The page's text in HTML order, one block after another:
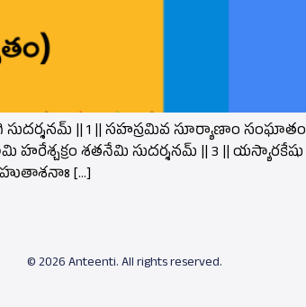
సుదర్శనమ్ || 1 || సహస్రమివ సూర్యాణాం సంఘాతం
శతనేమి సుదర్శనమ్ || 3 || యస్యారకేషు
[…]
© 2026 Anteenti. All rights reserved.